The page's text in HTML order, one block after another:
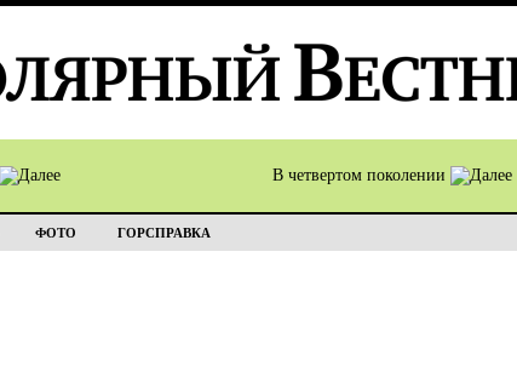
В четвертом поколении
ФОТО ГОРСПРАВКА